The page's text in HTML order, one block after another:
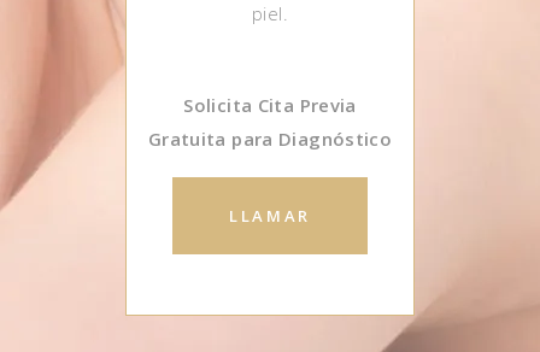
piel.
Solicita Cita Previa
Gratuita para Diagnóstico
LLAMAR